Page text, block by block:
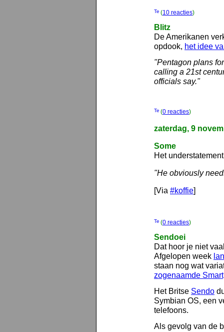
(10 reacties)
Blitz
De Amerikanen
opdook, het idee
"Pentagon plans
calling a 21st
officials say."
(0 reacties)
zaterdag, 9
Some
Het
"He obviously
[Via #koffie]
(0 reacties)
Sendoei
Dat hoor je niet
Afgelopen week
staan nog wat
zogenaamde
Het Britse Sendo
Symbian OS, een
telefoons.
Als gevolg van de